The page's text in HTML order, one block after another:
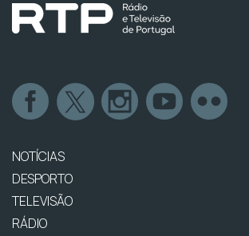
NOTÍCIAS
DESPORTO
TELEVISÃO
RÁDIO